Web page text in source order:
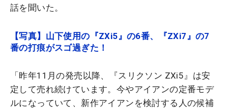
話を聞いた。
【写真】山下使用の『ZXi5』の6番、『ZXi7』の7
番の打痕がスゴ過ぎた！
「昨年11月の発売以降、『スリクソン ZXi5』は安
定して売れ続けています。今やアイアンの定番モデ
ルになっていて、新作アイアンを検討する人の候補